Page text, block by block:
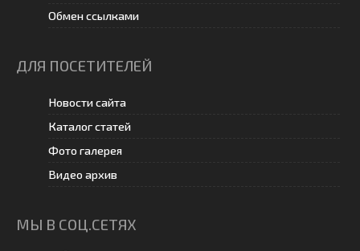
Обмен ссылками
ДЛЯ ПОСЕТИТЕЛЕЙ
Новости сайта
Каталог статей
Фото галерея
Видео архив
МЫ В СОЦ.СЕТЯХ